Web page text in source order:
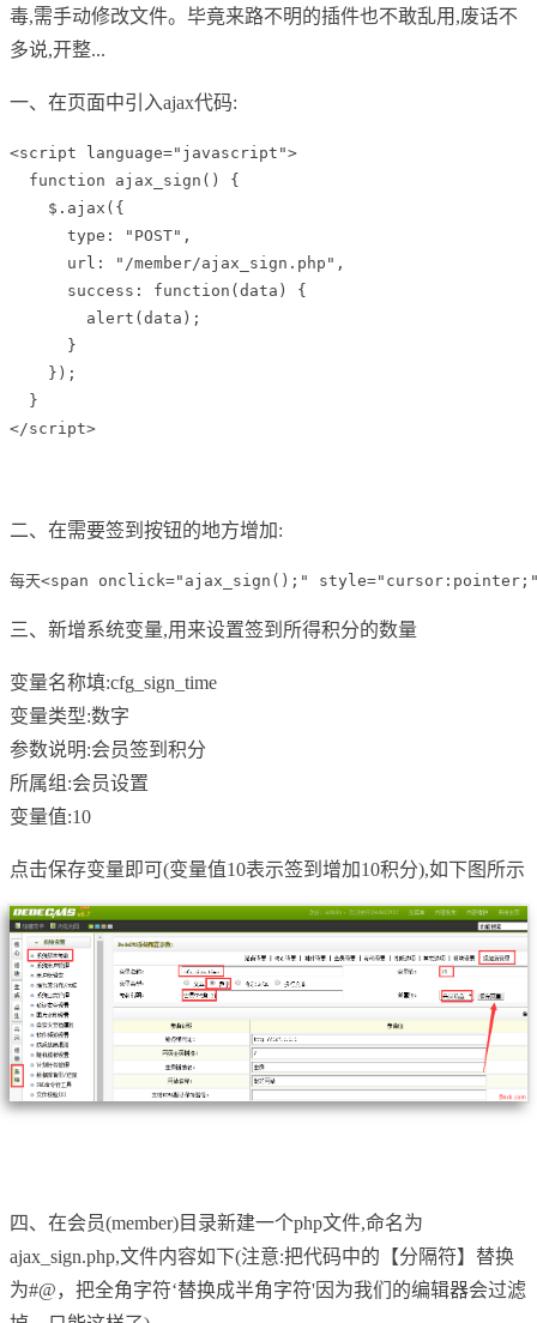
毒,需手动修改文件。毕竟来路不明的插件也不敢乱用,废话不
多说,开整...
一、在页面中引入ajax代码:
<script language="javascript">
function ajax_sign() {
$.ajax({
type: "POST",
url: "/member/ajax_sign.php",
success: function(data) {
alert(data);
}
});
}
</script>
二、在需要签到按钮的地方增加:
每天<span onclick="ajax_sign();"
三、新增系统变量,用来设置签到所得积分的数量
变量名称填:cfg_sign_time
变量类型:数字
参数说明:会员签到积分
所属组:会员设置
变量值:10
点击保存变量即可(变量值10表示签到增加10积分),如下图所示
四、在会员(member)目录新建一个php文件,命名为
ajax_sign.php,文件内容如下(注意:把代码中的【分隔符】替换
为#@，把全角字符‘替换成半角字符'因为我们的编辑器会过滤